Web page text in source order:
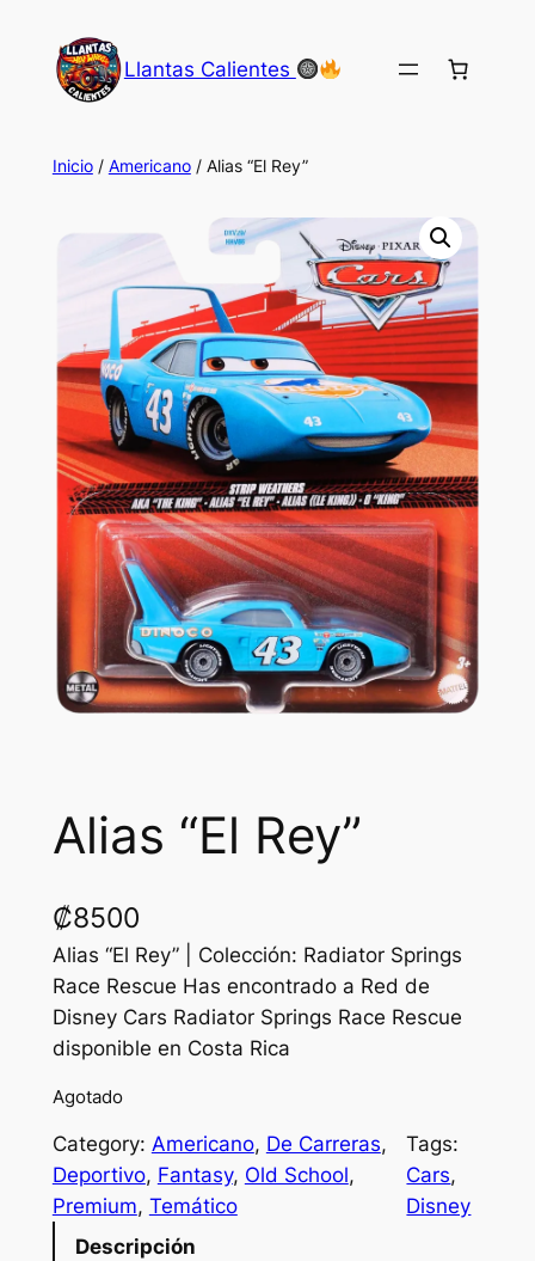
contenido
Llantas Calientes
Inicio/ Americano/ Alias “El Rey”
Alias “El Rey”
₡8500
Alias “El Rey” | Colección: Radiator Springs
Race Rescue Has encontrado a Red de
Disney Cars Radiator Springs Race Rescue
disponible en Costa Rica
Agotado
Category: Americano, De Carreras
Deportivo, Fantasy, Old School
Premium, Temático
Tags:
Cars
Disney
Descripción